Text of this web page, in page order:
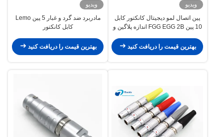
ویدیو
پین اتصال لمو دیجیتال کانکتور کابل
10 پین FGG EGG 2B اندازه پلاگین و
بهترین قیمت را دریافت کنید
ویدیو
مادربرد ضد گرد و غبار 5 پین Lemo
کابل کانکتور
بهترین قیمت را دریافت کنید